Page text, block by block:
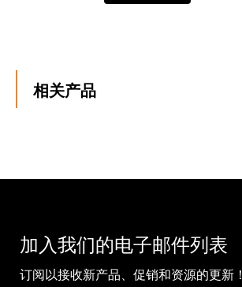
相关产品
加入我们的电子邮件列表
订阅以接收新产品、促销和资源的更新！